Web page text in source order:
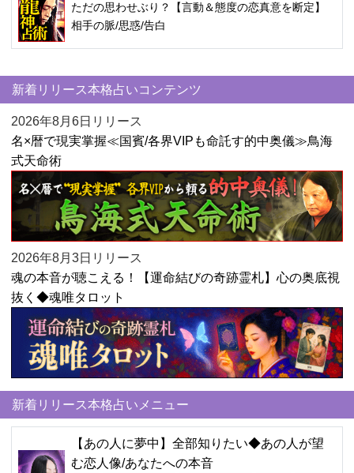
ただの思わせぶり？【言動＆態度の恋真意を断定】
相手の脈/思惑/告白
新着リリース本格占いコンテンツ
2026年8月6日リリース
名×暦で現実掌握≪国賓/各界VIPも命託す的中奥儀≫鳥海
式天命術
2026年8月3日リリース
魂の本音が聴こえる！【運命結びの奇跡霊札】心の奥底視
抜く◆魂唯タロット
新着リリース本格占いメニュー
【あの人に夢中】全部知りたい◆あの人が望
む恋人像/あなたへの本音